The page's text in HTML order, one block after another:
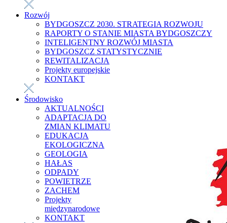
Rozwój
BYDGOSZCZ 2030. STRATEGIA ROZWOJU
RAPORTY O STANIE MIASTA BYDGOSZCZY
INTELIGENTNY ROZWÓJ MIASTA
BYDGOSZCZ STATYSTYCZNIE
REWITALIZACJA
Projekty europejskie
KONTAKT
Środowisko
AKTUALNOŚCI
ADAPTACJA DO
ZMIAN KLIMATU
EDUKACJA
EKOLOGICZNA
GEOLOGIA
HAŁAS
ODPADY
POWIETRZE
ZACHEM
Projekty
międzynarodowe
KONTAKT